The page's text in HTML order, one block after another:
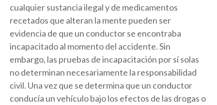
cualquier sustancia ilegal y de medicamentos
recetados que alteran la mente pueden ser
evidencia de que un conductor se encontraba
incapacitado al momento del accidente. Sin
embargo, las pruebas de incapacitación por sí solas
no determinan necesariamente la responsabilidad
civil. Una vez que se determina que un conductor
conducía un vehículo bajo los efectos de las drogas o